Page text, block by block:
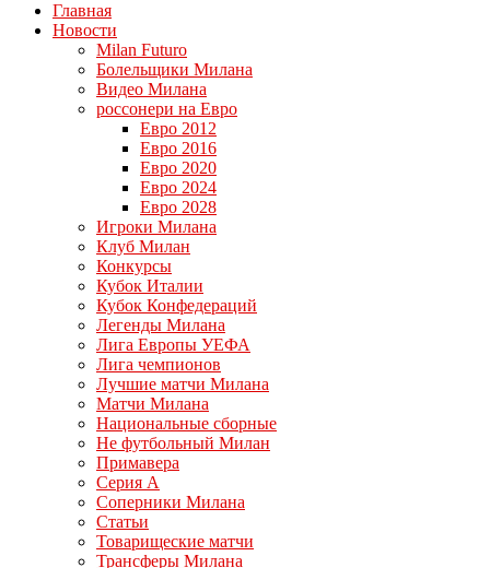
Главная
Новости
Milan Futuro
Болельщики Милана
Видео Милана
россонери на Евро
Евро 2012
Евро 2016
Евро 2020
Евро 2024
Евро 2028
Игроки Милана
Клуб Милан
Конкурсы
Кубок Италии
Кубок Конфедераций
Легенды Милана
Лига Европы УЕФА
Лига чемпионов
Лучшие матчи Милана
Матчи Милана
Национальные сборные
Не футбольный Милан
Примавера
Серия А
Соперники Милана
Статьи
Товарищеские матчи
Трансферы Милана